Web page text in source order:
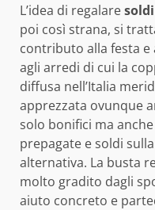
L’idea di regalare
poi così strana, si
contributo alla festa e
agli arredi di cui la
diffusa nell’Italia
apprezzata ovunque
solo bonifici ma anche
prepagate e soldi
alternativa. La busta
molto gradito dagli
aiuto concreto e